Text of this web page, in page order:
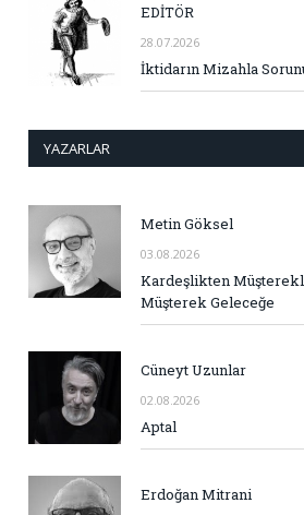
EDİTÖR
28.07.2026
İktidarın Mizahla
YAZARLAR
Metin Göksel
03.08.2026
Kardeşlikten
Müşterek Geleceğe
Cüneyt Uzunlar
02.08.2026
Aptal
Erdoğan Mitrani